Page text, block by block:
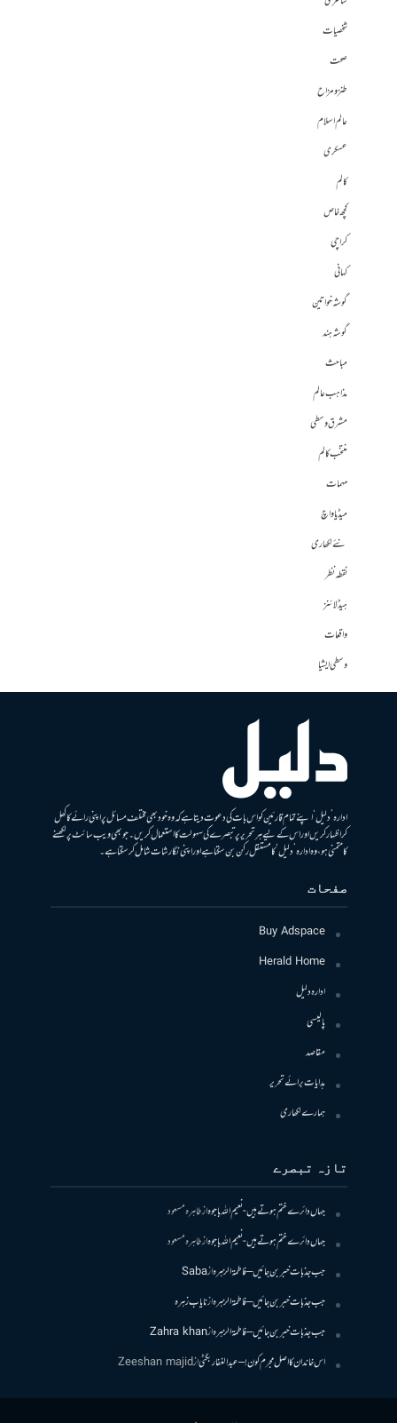
شخصیات
صحت
طنز و مزاح
عالم اسلام
عسکری
کالم
کچھ خاص
کراچی
کہانی
گوشہ خواتین
گوشہ ہند
مباحث
مذاہب عالم
مشرق وسطی
منتخب کالم
مہمات
میڈیا واچ
نئے لکھاری
نقطہ نظر
ہیڈلائنز
واقعات
وسطی ایشیا
ادارہ ’دلیل‘ اپنے تمام قارئین کو اس بات کی دعوت دیتا ہے کہ وہ خود بھی مختلف مسائل پر اپنی رائے کا کھل
کر اظہار کریں اور اس کے لیے ہر تحریر پر تبصرے کی سہولت کا استعمال کریں۔ جو بھی ویب سائٹ پر لکھنے
کا متمنی ہو، وہ ادارہ ’دلیل‘ کا مستقل رکن بن سکتا ہے اور اپنی نگارشات شامل کرسکتا ہے۔
صفحات
Buy Adspace
Herald Home
ادارہ دلیل
پالیسی
مقاصد
ہدایات برائے تحریر
ہمارے لکھاری
تازہ تبصرے
جہاں دائرے ختم ہوتے ہیں- نعیم اللہ باجوہازطاہرہ مسعود
جہاں دائرے ختم ہوتے ہیں- نعیم اللہ باجوہازطاہرہ مسعود
جب جذبات خبر بن جائیں – فاطمۃالزہرہازSaba
جب جذبات خبر بن جائیں – فاطمۃالزہرہازنایاب زہرہ
جب جذبات خبر بن جائیں – فاطمۃالزہرہازZahra khan
اس خاندان کا اصل مجرم کون! – عبدالغفار بگٹیازZeeshan majid